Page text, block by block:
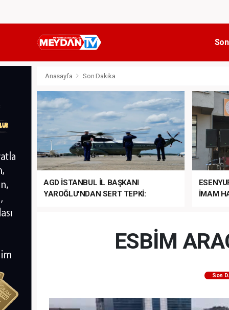
Anasayfa Son Dakika
AGD İSTANBUL İL BAŞKANI
YAROĞLU'NDAN SERT TEPKİ:
İMAM
ESBİM
Son